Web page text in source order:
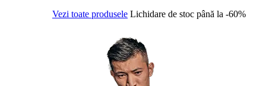
Vezi toate produsele Lichidare de stoc până la -60%